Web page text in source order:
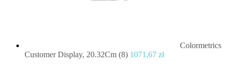
Colormetrics
Customer Display, 20.32Cm (8) 1071,67 zł